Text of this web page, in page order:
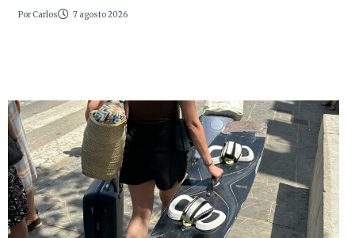
Por Carlos 7 agosto 2026